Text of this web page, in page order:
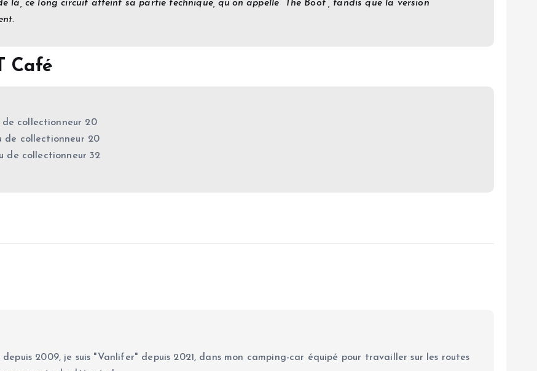
là, ce long circuit atteint sa partie technique, qu’on appelle “The Boot”, tandis que la version
Café
de collectionneur 20
de collectionneur 20
de collectionneur 32
2009, je suis "Vanlifer" depuis 2021, dans mon camping-car équipé pour travailler sur les routes